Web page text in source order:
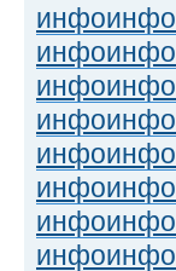
инфоинфо
инфоинфо
инфоинфо
инфоинфо
инфоинфо
инфоинфо
инфоинфо
инфоинфо